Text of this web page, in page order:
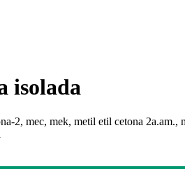
isolada
2, mec, mek, metil etil cetona